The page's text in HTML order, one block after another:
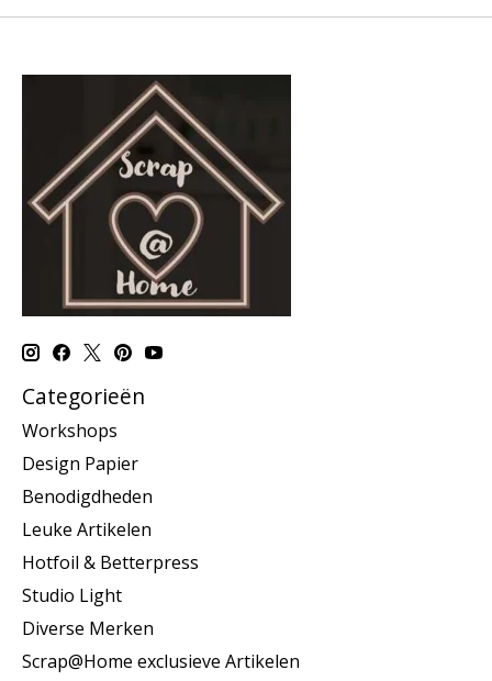
Categorieën
Workshops
Design Papier
Benodigdheden
Leuke Artikelen
Hotfoil & Betterpress
Studio Light
Diverse Merken
Scrap@Home exclusieve Artikelen